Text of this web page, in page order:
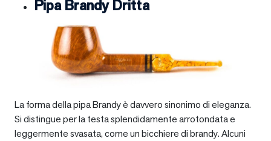
Pipa Brandy Dritta
La forma della pipa Brandy è davvero sinonimo di eleganza.
Si distingue per la testa splendidamente arrotondata e
leggermente svasata, come un bicchiere di brandy. Alcuni